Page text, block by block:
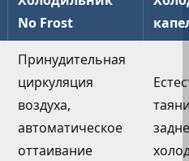
No Frost
Принудительная
циркуляция
воздуха,
автоматическое
оттаивание